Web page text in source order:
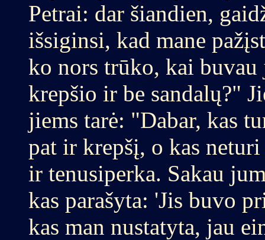
Petrai: dar šiandien,
išsiginsi, kad mane
ko nors trūko, kai buvau
krepšio ir be sandalų?"
jiems tarė: "Dabar, kas
pat ir krepšį, o kas
ir tenusiperka. Sakau
kas parašyta: 'Jis buvo
kas man nustatyta, jau